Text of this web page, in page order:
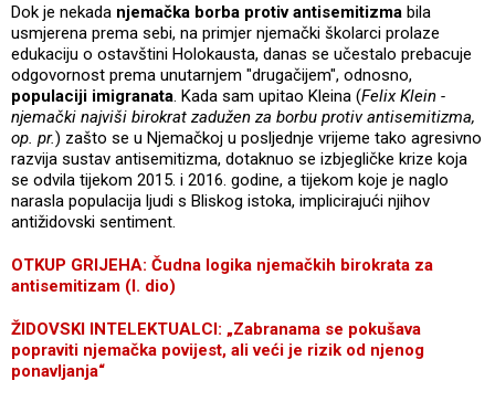
Dok je nekada njemačka borba protiv antisemitizma bila
usmjerena prema sebi, na primjer njemački školarci prolaze
edukaciju o ostavštini Holokausta, danas se učestalo prebacuje
odgovornost prema unutarnjem "drugačijem", odnosno,
populaciji imigranata. Kada sam upitao Kleina (Felix Klein -
njemački najviši birokrat zadužen za borbu protiv antisemitizma,
op. pr.) zašto se u Njemačkoj u posljednje vrijeme tako agresivno
razvija sustav antisemitizma, dotaknuo se izbjegličke krize koja
se odvila tijekom 2015. i 2016. godine, a tijekom koje je naglo
narasla populacija ljudi s Bliskog istoka, implicirajući njihov
antižidovski sentiment.
OTKUP GRIJEHA: Čudna logika njemačkih birokrata za
antisemitizam (I. dio)
ŽIDOVSKI INTELEKTUALCI: „Zabranama se pokušava
popraviti njemačka povijest, ali veći je rizik od njenog
ponavljanja“